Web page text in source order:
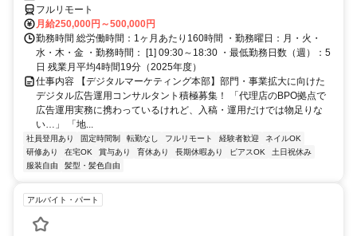
フルリモート
月給250,000円～500,000円
勤務時間 総労働時間：1ヶ月あたり160時間 ・勤務曜日：月・火・
水・木・金 ・勤務時間： [1] 09:30～18:30 ・最低勤務日数（週）：5
日 残業月平均4時間19分（2025年度）
仕事内容 【デジタルマーケティング本部】部門・事業拡大に向けた
デジタル広告運用コンサルタント積極募集！ 「代理店のBPO拠点で
広告運用実務に携わっているけれど、入稿・運用だけでは物足りな
い…」 「地...
社員登用あり 固定時間制 転勤なし フルリモート 経験者歓迎
ネイルOK
研修あり
在宅OK 賞与あり 育休あり 長期休暇あり ピアスOK
土日祝休み
服装自由
髪型・髪色自由
アルバイト・パート